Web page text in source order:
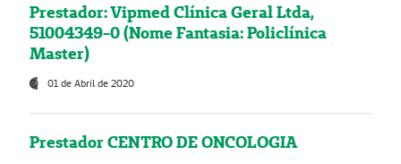
Prestador: Vipmed Clínica Geral Ltda,
51004349-0 (Nome Fantasia: Policlínica
Master)
01 de Abril de 2020
Prestador CENTRO DE ONCOLOGIA